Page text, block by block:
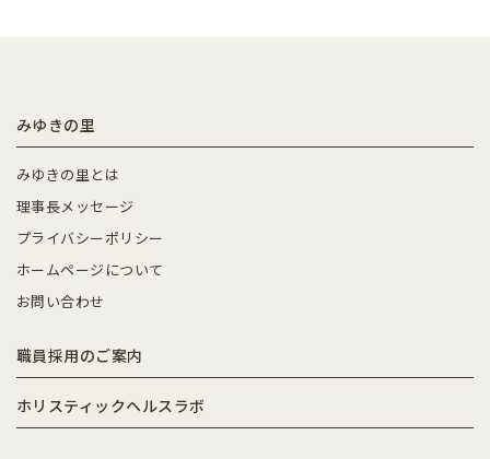
みゆきの里
みゆきの里とは
理事長メッセージ
プライバシーポリシー
ホームページについて
お問い合わせ
職員採用のご案内
ホリスティックヘルスラボ